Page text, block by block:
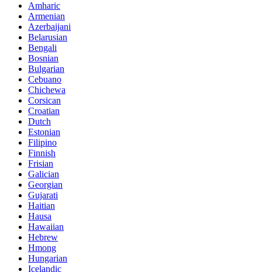
Amharic
Armenian
Azerbaijani
Belarusian
Bengali
Bosnian
Bulgarian
Cebuano
Chichewa
Corsican
Croatian
Dutch
Estonian
Filipino
Finnish
Frisian
Galician
Georgian
Gujarati
Haitian
Hausa
Hawaiian
Hebrew
Hmong
Hungarian
Icelandic